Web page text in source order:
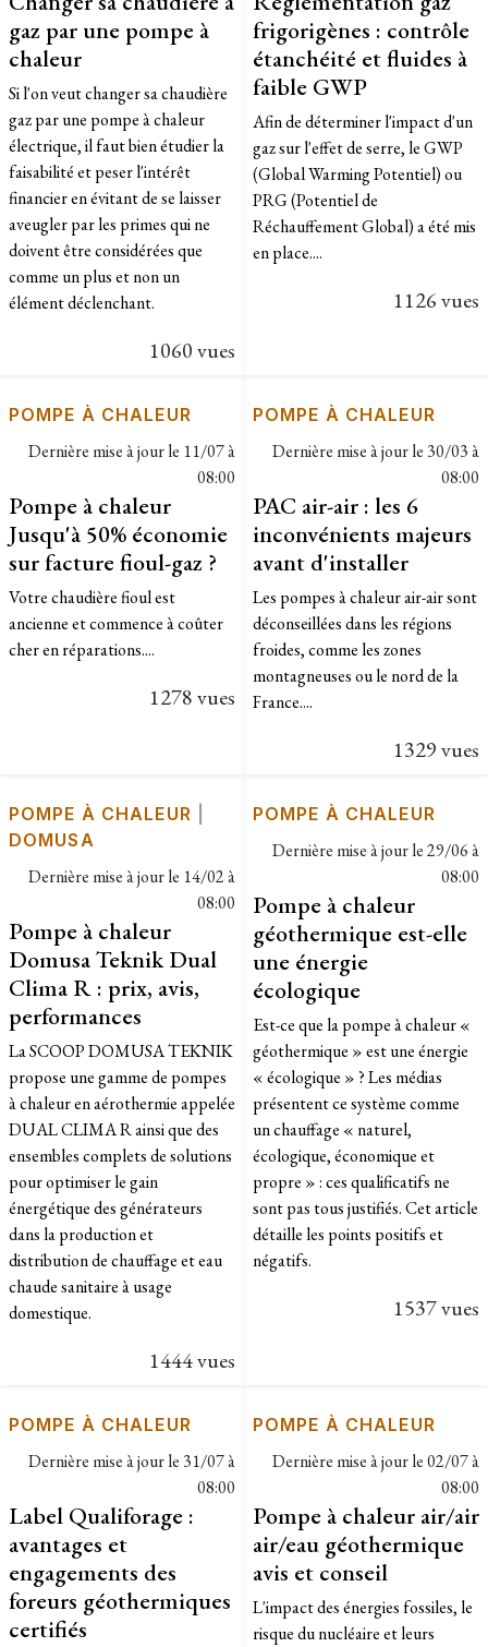
gaz par une pompe à
chaleur
Si l'on veut changer sa chaudière
gaz par une pompe à chaleur
électrique, il faut bien étudier la
faisabilité et peser l'intérêt
financier en évitant de se laisser
aveugler par les primes qui ne
doivent être considérées que
comme un plus et non un
élément déclenchant.
1060 vues
frigorigènes : contrôle
étanchéité et fluides à
faible GWP
Afin de déterminer l'impact d'un
gaz sur l'effet de serre, le GWP
(Global Warming Potentiel) ou
PRG (Potentiel de
Réchauffement Global) a été mis
en place....
1126 vues
POMPE À CHALEUR
Dernière mise à jour le 11/07 à
08:00
Pompe à chaleur
Jusqu'à 50% économie
sur facture fioul-gaz ?
Votre chaudière fioul est
ancienne et commence à coûter
cher en réparations....
1278 vues
POMPE À CHALEUR
Dernière mise à jour le 30/03 à
08:00
PAC air-air : les 6
inconvénients majeurs
avant d'installer
Les pompes à chaleur air-air sont
déconseillées dans les régions
froides, comme les zones
montagneuses ou le nord de la
France....
1329 vues
POMPE À CHALEUR
DOMUSA
Dernière mise à jour le 14/02 à
08:00
Pompe à chaleur
Domusa Teknik Dual
Clima R : prix, avis,
performances
La SCOOP DOMUSA TEKNIK
propose une gamme de pompes
à chaleur en aérothermie appelée
DUAL CLIMA R ainsi que des
ensembles complets de solutions
pour optimiser le gain
énergétique des générateurs
dans la production et
distribution de chauffage et eau
chaude sanitaire à usage
domestique.
1444 vues
POMPE À CHALEUR
Dernière mise à jour le29/06 à
08:00
Pompe à chaleur
géothermique est-elle
une énergie
écologique
Est-ce que la pompe à chaleur «
géothermique » est une énergie
« écologique » ? Les médias
présentent ce système comme
un chauffage « naturel,
écologique, économique et
propre » : ces qualificatifs ne
sont pas tous justifiés. Cet article
détaille les points positifs et
négatifs.
1537 vues
POMPE À CHALEUR
Dernière mise à jour le 31/07 à
08:00
Label Qualiforage :
avantages et
engagements des
foreurs géothermiques
certifiés
POMPE À CHALEUR
Dernière mise à jour le02/07 à
08:00
Pompe à chaleur air/air
air/eau géothermique
avis et conseil
L'impact des énergies fossiles, le
risque du nucléaire et leurs